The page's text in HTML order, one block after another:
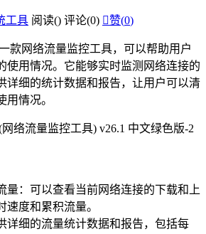
工具 阅读() 评论(0) 赞(0)
一款网络流量监控工具，可以帮助用户
使用情况。它能够实时监测网络连接的
详细的统计数据和报告，让用户可以清
用情况。
量：可以查看当前网络连接的下载和上
度和累积流量。
详细的流量统计数据和报告，包括每